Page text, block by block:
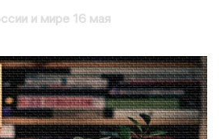
и мире 16 мая